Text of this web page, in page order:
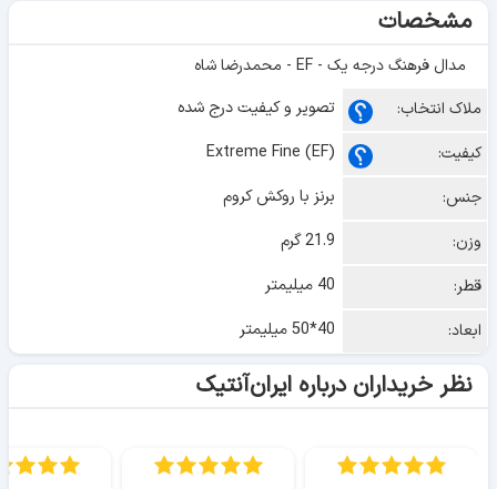
مشخصات
مدال فرهنگ درجه یک - EF - محمدرضا شاه
ملاک انتخاب:
تصویر و کیفیت درج شده
کیفیت:
Extreme Fine (EF)
جنس:
برنز با روکش کروم
وزن:
21.9 گرم
قطر:
40 میلیمتر
ابعاد:
40*50 میلیمتر
نظر خریداران درباره ایران‌آنتیک